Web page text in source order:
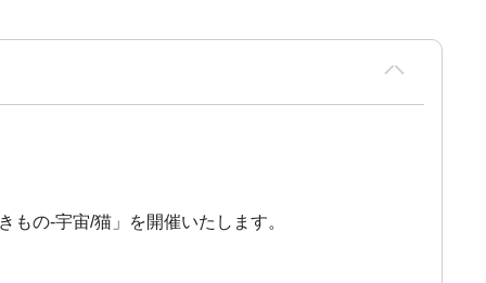
の-宇宙/猫」を開催いたします。